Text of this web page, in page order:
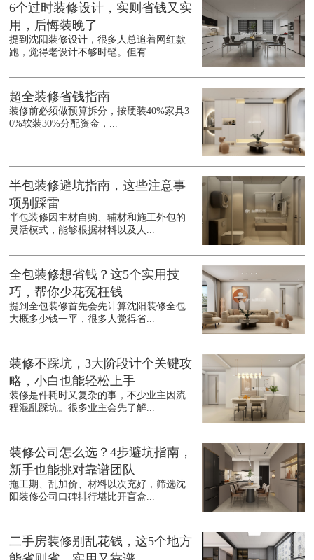
6个过时装修设计，实则省钱又实
用，后悔装晚了
提到沈阳装修设计，很多人总追着网红款
跑，觉得老设计不够时髦。但有...
超全装修省钱指南
装修前必须做预算拆分，按硬装40%家具3
0%软装30%分配资金，...
半包装修避坑指南，这些注意事
项别踩雷
半包装修因主材自购、辅材和施工外包的
灵活模式，能够根据材料以及人...
全包装修想省钱？这5个实用技
巧，帮你少花冤枉钱
提到全包装修首先会先计算沈阳装修全包
大概多少钱一平，很多人觉得省...
装修不踩坑，3大阶段计个关键攻
略，小白也能轻松上手
装修是件耗时又复杂的事，不少业主因流
程混乱踩坑。很多业主会先了解...
装修公司怎么选？4步避坑指南，
新手也能挑对靠谱团队
拖工期、乱加价、材料以次充好，筛选沈
阳装修公司口碑排行堪比开盲盒...
二手房装修别乱花钱，这5个地方